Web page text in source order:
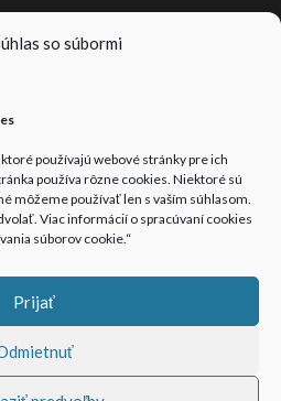
so súbormi
používajú webové stránky pre ich
používa rôzne cookies. Niektoré sú
môžeme používať len s vaším súhlasom.
Viac informácií o spracúvaní cookies
súborov cookie.“
Prijať
Médiá
príležitosti
odkazy
osobných údajov
poriadok